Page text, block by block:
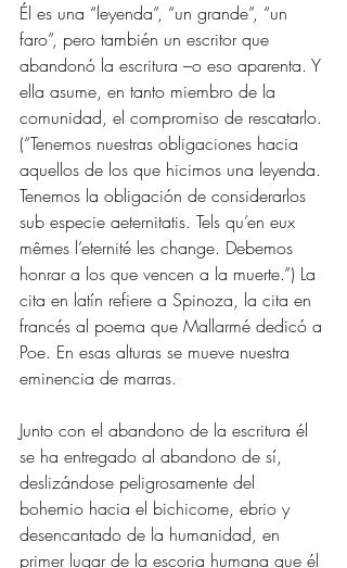
Él es una “leyenda”, “un grande”, “un
faro”, pero también un escritor que
abandonó la escritura –o eso aparenta. Y
ella asume, en tanto miembro de la
comunidad, el compromiso de rescatarlo.
(“Tenemos nuestras obligaciones hacia
aquellos de los que hicimos una leyenda.
Tenemos la obligación de considerarlos
sub especie aeternitatis. Tels qu’en eux
mêmes l’eternité les change. Debemos
honrar a los que vencen a la muerte.”) La
cita en latín refiere a Spinoza, la cita en
francés al poema que Mallarmé dedicó a
Poe. En esas alturas se mueve nuestra
eminencia de marras.
Junto con el abandono de la escritura él
se ha entregado al abandono de sí,
deslizándose peligrosamente del
bohemio hacia el bichicome, ebrio y
desencantado de la humanidad, en
primer lugar de la escoria humana que él